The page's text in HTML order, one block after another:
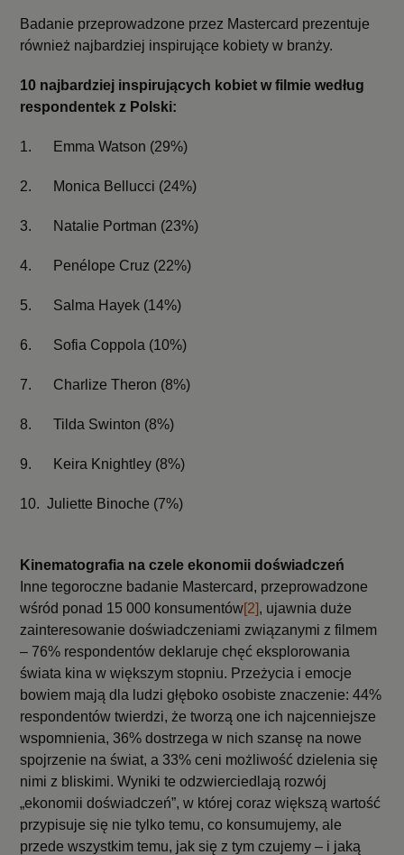
Badanie przeprowadzone przez Mastercard prezentuje
również najbardziej inspirujące kobiety w branży.
10 najbardziej inspirujących kobiet w filmie według
respondentek z Polski:
1. Emma Watson (29%)
2. Monica Bellucci (24%)
3. Natalie Portman (23%)
4. Penélope Cruz (22%)
5. Salma Hayek (14%)
6. Sofia Coppola (10%)
7. Charlize Theron (8%)
8.Tilda Swinton (8%)
9. Keira Knightley (8%)
10.Juliette Binoche (7%)
Kinematografia na czele ekonomii doświadczeń
Inne tegoroczne badanie Mastercard, przeprowadzone
wśród ponad 15 000 konsumentów[2], ujawnia duże
zainteresowanie doświadczeniami związanymi z filmem
– 76% respondentów deklaruje chęć eksplorowania
świata kina w większym stopniu. Przeżycia i emocje
bowiem mają dla ludzi głęboko osobiste znaczenie: 44%
respondentów twierdzi, że tworzą one ich najcenniejsze
wspomnienia, 36% dostrzega w nich szansę na nowe
spojrzenie na świat, a 33% ceni możliwość dzielenia się
nimi z bliskimi. Wyniki te odzwierciedlają rozwój
„ekonomii doświadczeń”, w której coraz większą wartość
przypisuje się nie tylko temu, co konsumujemy, ale
przede wszystkim temu, jak się z tym czujemy – i jaką